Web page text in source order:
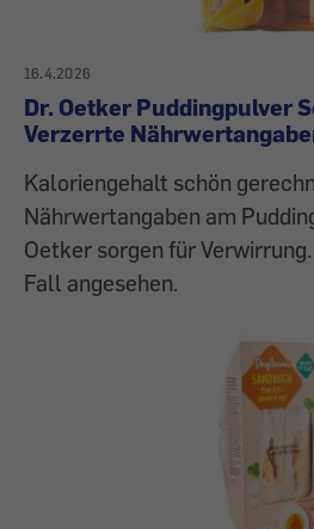
16.4.2026
Dr. Oetker Puddingpulver
Verzerrte
Kaloriengehalt schön
Nährwertangaben am
Oetker sorgen für
Fall angesehen.